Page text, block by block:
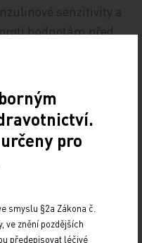
senzitivity a
hodnotám před
účinek než
[8].
na
pro
smyslu §2a Zákona č.
ve znění pozdějších
předepisovat léčivé